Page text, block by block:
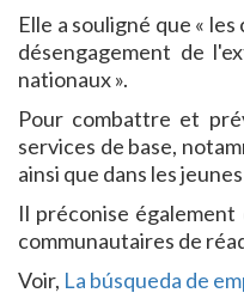
Elle a souligné que «
désengagement de
nationaux ».
Pour combattre et
services de base,
ainsi que dans les
Il préconise
communautaires de
Voir, La búsqueda de